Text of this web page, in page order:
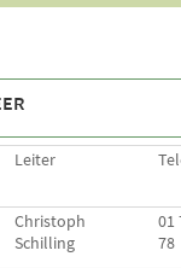
Leiter
Christoph
Schilling
01
78